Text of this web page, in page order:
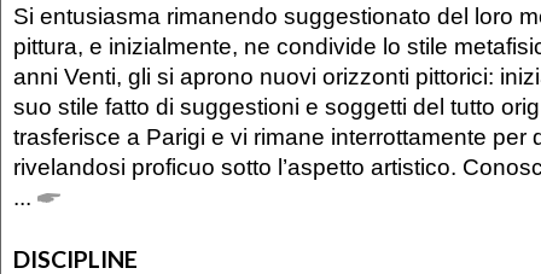
Si entusiasma rimanendo suggestionato del loro
pittura, e inizialmente, ne condivide lo stile
anni Venti, gli si aprono nuovi orizzonti pittorici:
suo stile fatto di suggestioni e soggetti del tutto
trasferisce a Parigi e vi rimane interrottamente per
rivelandosi proficuo sotto l’aspetto artistico.
...
DISCIPLINE